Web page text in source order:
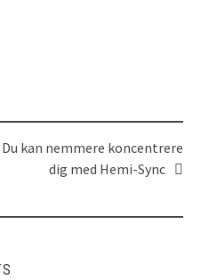
Du kan nemmere koncentrere
dig med Hemi-Sync